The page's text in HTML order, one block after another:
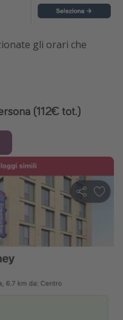
gli orari che
(112€ tot.)